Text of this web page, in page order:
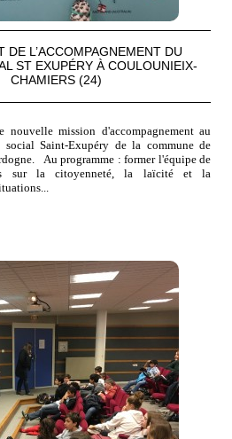
DE L’ACCOMPAGNEMENT DU
ST EXUPÉRY À COULOUNIEIX-
CHAMIERS (24)
nouvelle mission d'accompagnement au
Saint-Exupéry de la commune de
Au programme : former l'équipe de
sur la citoyenneté, la laïcité et la